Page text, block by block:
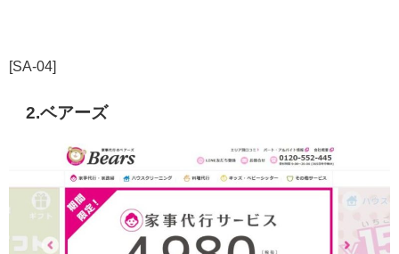
[SA-04]
2.ベアーズ